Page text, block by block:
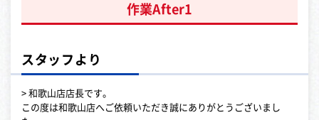
作業After1
スタッフより
> 和歌山店店長です。
この度は和歌山店へご依頼いただき誠にありがとうございまし